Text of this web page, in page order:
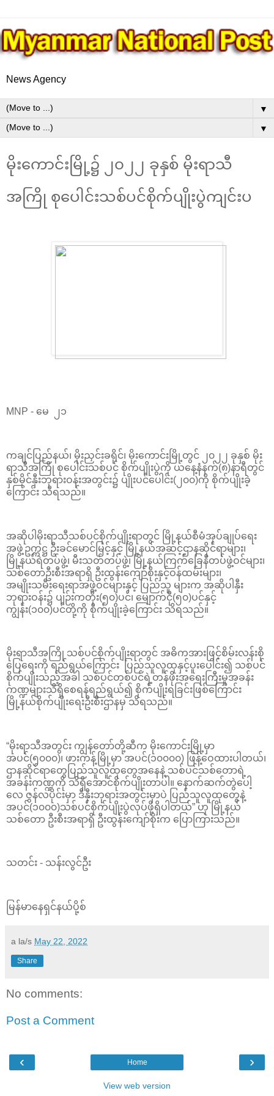
News Agency
▼
▼
မိုးကောင်းမြို့၌ ၂၀၂၂ ခုနှစ် မိုးရာသီ
အကြို စုပေါင်းသစ်ပင်စိုက်ပျိုးပွဲကျင်းပ
MNP - မေ ၂၁
ကချင်ပြည်နယ်၊ မိုးညှင်းခရိုင်၊ မိုးကောင်းမြို့တွင် ၂၀၂၂ ခုနှစ် မိုး
ရာသီအကြို စုပေါင်းသစ်ပင် စိုက်ပျိုးပွဲကို ယနေ့နံနက်(၈)နာရီတွင်
နှစ်မိုင်နှီးဘုရားဝန်းအတွင်း၌ ပျိုးပင်ပေါင်း(၂၀၀)ကို စိုက်ပျိုးခဲ့
ကြောင်း သိရသည်။
အဆိုပါမိုးရာသီသစ်ပင်စိုက်ပျိုးရာတွင် မြို့နယ်စီမံအုပ်ချုပ်ရေး
အဖွဲ့ဥက္ကဋ္ဌ ဦးခင်မောင်မြင့်နှင့် မြို့နယ်အဆင့်ဌာနဆိုင်ရာများ၊
မြို့နယ်ရဲတပ်ဖွဲ့၊ မီးသတ်တပ်ဖွဲ့၊ မြို့နယ်ကြက်ခြေနီတပ်ဖွဲ့ဝင်များ၊
သစ်တောဦးစီးအရာရှိ ဦးထွန်းကျော်စိုးနှင့်ဝန်ထမ်းများ၊
အမျိုးသမီးရေးရာအဖွဲ့ဝင်များနှင့် ပြည်သူ များက အဆိုပါနှီး
ဘုရားဝန်း၌ ပျဉ်းကတိုး(၅၀)ပင်၊ မျောက်ငို(၅၀)ပင်နှင့်
ကျွန်း(၁၀၀)ပင်တို့ကို စိုက်ပျိုးခဲ့ကြောင်း သိရသည်။
မိုးရာသီအကြို သစ်ပင်စိုက်ပျိုးရာတွင် အဓိကအားဖြင့်စိမ်းလန်းစို
ပြေရေးကို ရည်ရွယ်ကြောင်း ပြည်သူလူထုနှင့်ပူးပေါင်း၍ သစ်ပင်
စိုက်ပျိုးသည့်အခါ သစ်ပင်တစ်ပင်ရဲ့တန်ဖိုးအရေးကြီးမှုအခန်း
ကဏ္ဍများသိရှိစေရန်ရည်ရွယ်၍ စိုက်ပျိုးရခြင်းဖြစ်ကြောင်း
မြို့နယ်စိုက်ပျိုးရေးဦးစီးဌာနမှ သိရသည်။
“မိုးရာသီအတွင်း ကျွန်တော်တို့ဆီက မိုးကောင်းမြို့မှာ
အပင်(၅၀၀၀)၊ ဖားကန့်မြို့မှာ အပင်(၁၀၀၀၀) ဖြန့်ဝေထားပါတယ်၊
ဌာနဆိုင်ရာတွေပြည်သူလူထုတွေအနေနဲ့ သစ်ပင်သစ်တောရဲ့
အခန်းကဏ္ဍကို သိရှိအောင်စိုက်ပျိုးတာပါ။ နောက်ဆက်တွဲပေါ့
လေ ဇွန်လပိုင်းမှာ ဒီနှီးဘုရားအတွင်းမှာပဲ ပြည်သူလူထုတွေနဲ့
အပင်(၁၀၀၀)သစ်ပင်စိုက်ပျိုးပွဲလုပ်ဖို့ရှိပါတယ်” ဟု မြို့နယ်
သစ်တော ဦးစီးအရာရှိ ဦးထွန်းကျော်စိုးက ပြောကြားသည်။
သတင်း - သန်းလွင်ဦး
မြန်မာနေရှင်နယ်ပို့စ်
a la/s May 22, 2022
Share
No comments:
Post a Comment
‹ ›
Home
View web version